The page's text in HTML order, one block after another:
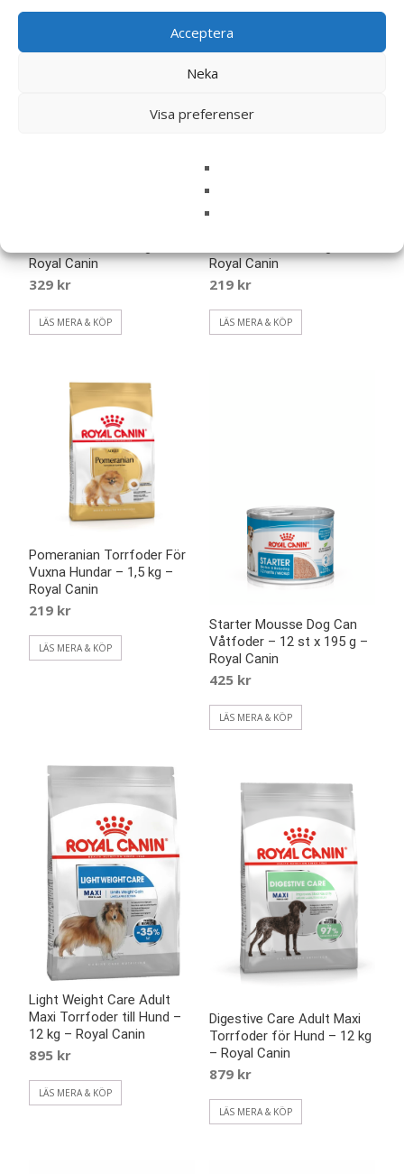
Acceptera
Neka
Visa preferenser
Royal Canin
329 kr
LÄS MERA & KÖP
Royal Canin
219 kr
LÄS MERA & KÖP
Pomeranian Torrfoder För
Vuxna Hundar – 1,5 kg –
Royal Canin
219 kr
LÄS MERA & KÖP
Starter Mousse Dog Can
Våtfoder – 12 st x 195 g –
Royal Canin
425 kr
LÄS MERA & KÖP
Light Weight Care Adult
Maxi Torrfoder till Hund –
12 kg – Royal Canin
895 kr
LÄS MERA & KÖP
Digestive Care Adult Maxi
Torrfoder för Hund – 12 kg
– Royal Canin
879 kr
LÄS MERA & KÖP